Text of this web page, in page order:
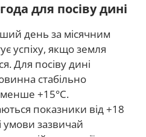
для посіву дині
день за місячним
успіху, якщо земля
Для посіву дині
стабільно
менше +15°C.
показники від +18
умови зазвичай